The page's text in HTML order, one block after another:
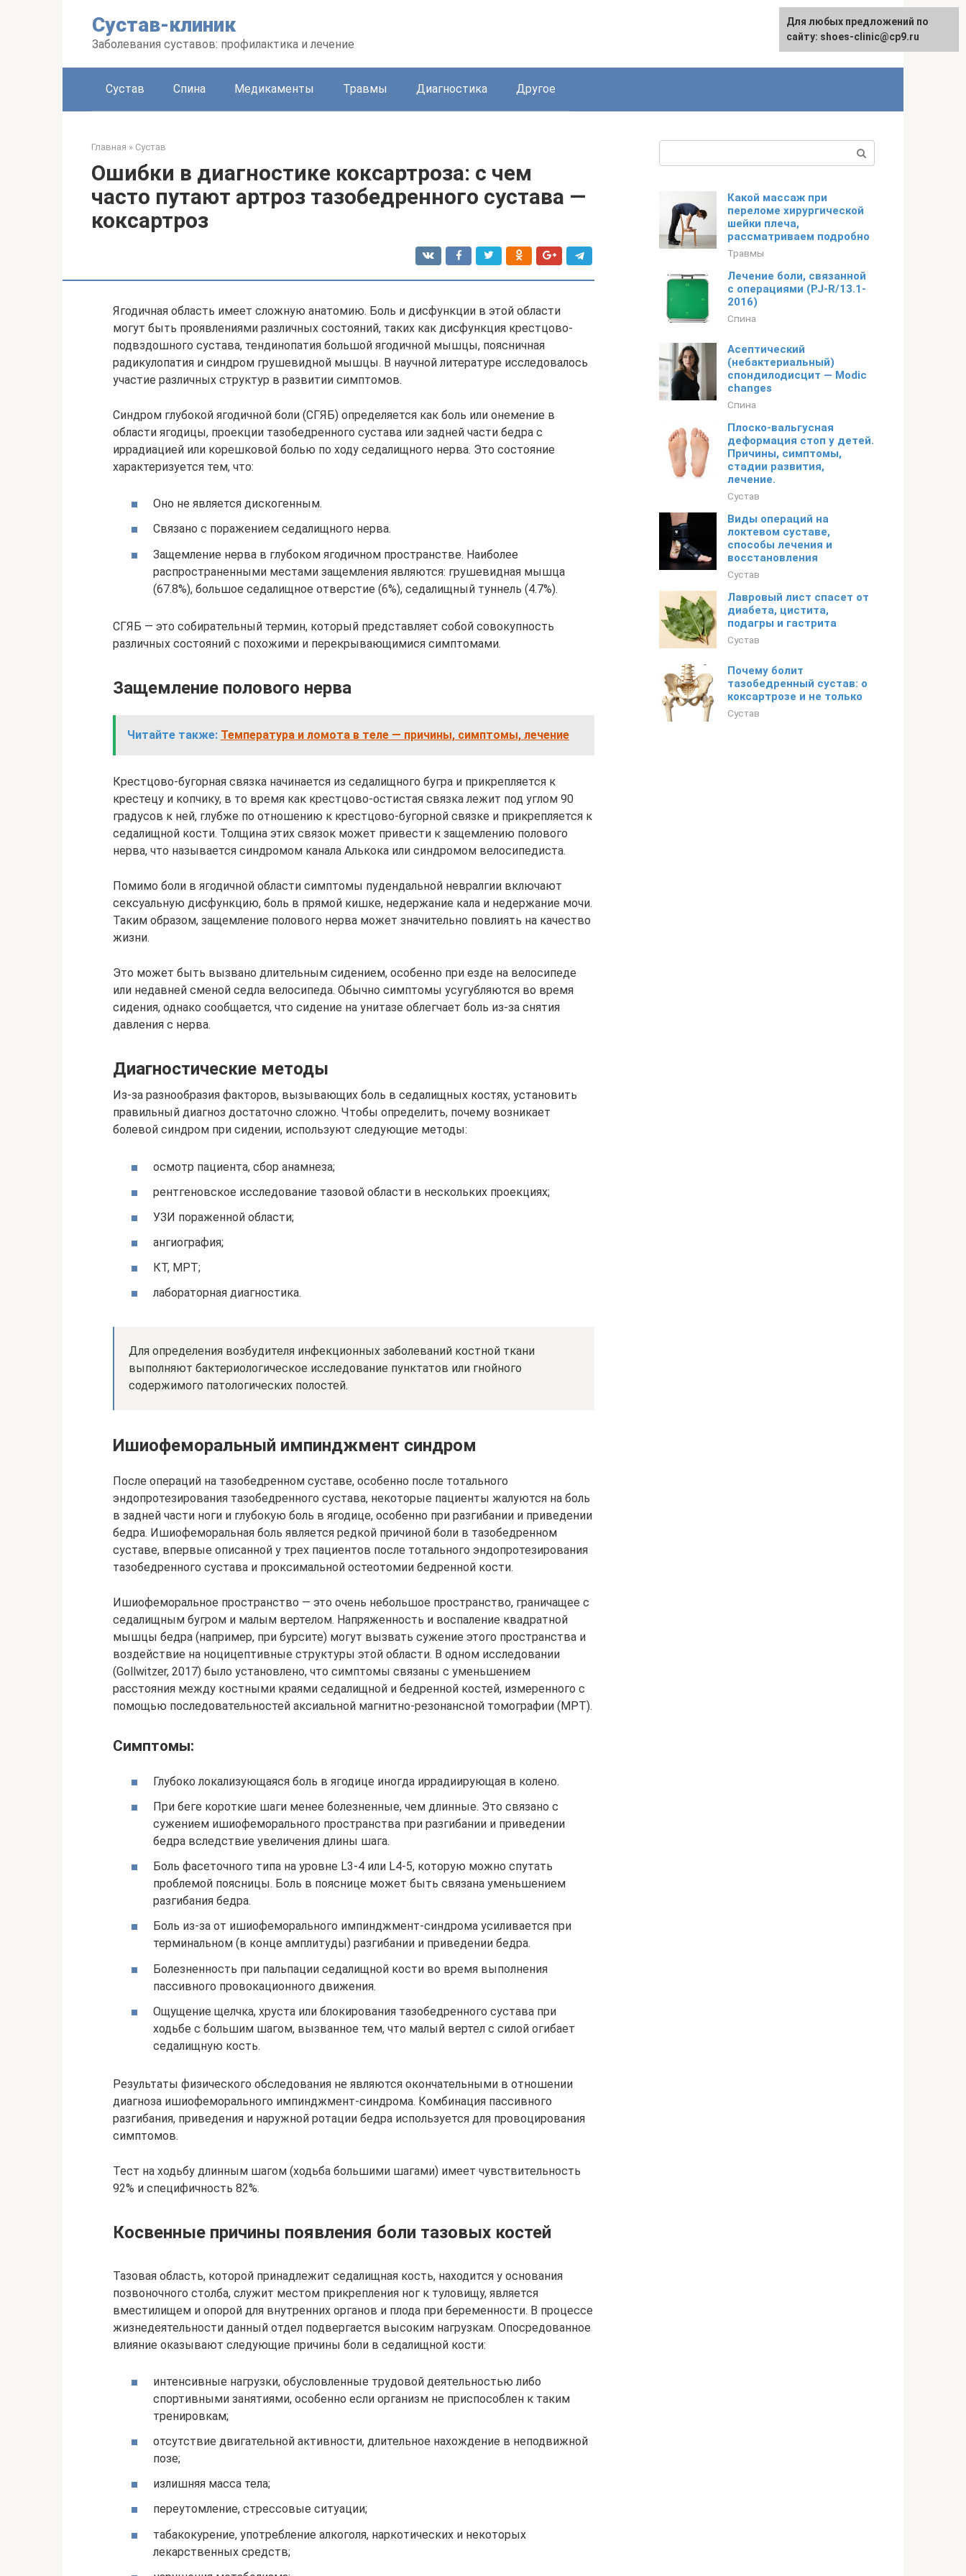
Сустав-клиник
Заболевания суставов: профилактика и лечение
Сустав Спина Медикаменты Травмы Диагностика Другое
Главная » Сустав
Ошибки в диагностике коксартроза: с чем
часто путают артроз тазобедренного сустава —
коксартроз
Ягодичная область имеет сложную анатомию. Боль и дисфункции в этой области
могут быть проявлениями различных состояний, таких как дисфункция крестцово-
подвздошного сустава, тендинопатия большой ягодичной мышцы, поясничная
радикулопатия и синдром грушевидной мышцы. В научной литературе исследовалось
участие различных структур в развитии симптомов.
Синдром глубокой ягодичной боли (СГЯБ) определяется как боль или онемение в
области ягодицы, проекции тазобедренного сустава или задней части бедра с
иррадиацией или корешковой болью по ходу седалищного нерва. Это состояние
характеризуется тем, что:
Оно не является дискогенным.
Связано с поражением седалищного нерва.
Защемление нерва в глубоком ягодичном пространстве. Наиболее
распространенными местами защемления являются: грушевидная мышца
(67.8%), большое седалищное отверстие (6%), седалищный туннель (4.7%).
СГЯБ — это собирательный термин, который представляет собой совокупность
различных состояний с похожими и перекрывающимися симптомами.
Защемление полового нерва
Читайте также: Температура и ломота в теле — причины, симптомы, лечение
Крестцово-бугорная связка начинается из седалищного бугра и прикрепляется к
крестецу и копчику, в то время как крестцово-остистая связка лежит под углом 90
градусов к ней, глубже по отношению к крестцово-бугорной связке и прикрепляется к
седалищной кости. Толщина этих связок может привести к защемлению полового
нерва, что называется синдромом канала Алькока или синдромом велосипедиста.
Помимо боли в ягодичной области симптомы пудендальной невралгии включают
сексуальную дисфункцию, боль в прямой кишке, недержание кала и недержание мочи.
Таким образом, защемление полового нерва может значительно повлиять на качество
жизни.
Это может быть вызвано длительным сидением, особенно при езде на велосипеде
или недавней сменой седла велосипеда. Обычно симптомы усугубляются во время
сидения, однако сообщается, что сидение на унитазе облегчает боль из-за снятия
давления с нерва.
Диагностические методы
Из-за разнообразия факторов, вызывающих боль в седалищных костях, установить
правильный диагноз достаточно сложно. Чтобы определить, почему возникает
болевой синдром при сидении, используют следующие методы:
осмотр пациента, сбор анамнеза;
рентгеновское исследование тазовой области в нескольких проекциях;
УЗИ пораженной области;
ангиография;
КТ, МРТ;
лабораторная диагностика.
Для определения возбудителя инфекционных заболеваний костной ткани
выполняют бактериологическое исследование пунктатов или гнойного
содержимого патологических полостей.
Ишиофеморальный импинджмент синдром
После операций на тазобедренном суставе, особенно после тотального
эндопротезирования тазобедренного сустава, некоторые пациенты жалуются на боль
в задней части ноги и глубокую боль в ягодице, особенно при разгибании и приведении
бедра. Ишиофеморальная боль является редкой причиной боли в тазобедренном
суставе, впервые описанной у трех пациентов после тотального эндопротезирования
тазобедренного сустава и проксимальной остеотомии бедренной кости.
Ишиофеморальное пространство — это очень небольшое пространство, граничащее с
седалищным бугром и малым вертелом. Напряженность и воспаление квадратной
мышцы бедра (например, при бурсите) могут вызвать сужение этого пространства и
воздействие на ноцицептивные структуры этой области. В одном исследовании
(Gollwitzer, 2017) было установлено, что симптомы связаны с уменьшением
расстояния между костными краями седалищной и бедренной костей, измеренного с
помощью последовательностей аксиальной магнитно-резонансной томографии (МРТ).
Симптомы:
Глубоко локализующаяся боль в ягодице иногда иррадиирующая в колено.
При беге короткие шаги менее болезненные, чем длинные. Это связано с
сужением ишиофеморального пространства при разгибании и приведении
бедра вследствие увеличения длины шага.
Боль фасеточного типа на уровне L3-4 или L4-5, которую можно спутать
проблемой поясницы. Боль в пояснице может быть связана уменьшением
разгибания бедра.
Боль из-за от ишиофеморального импинджмент-синдрома усиливается при
терминальном (в конце амплитуды) разгибании и приведении бедра.
Болезненность при пальпации седалищной кости во время выполнения
пассивного провокационного движения.
Ощущение щелчка, хруста или блокирования тазобедренного сустава при
ходьбе с большим шагом, вызванное тем, что малый вертел с силой огибает
седалищную кость.
Результаты физического обследования не являются окончательными в отношении
диагноза ишиофеморального импинджмент-синдрома. Комбинация пассивного
разгибания, приведения и наружной ротации бедра используется для провоцирования
симптомов.
Тест на ходьбу длинным шагом (ходьба большими шагами) имеет чувствительность
92% и специфичность 82%.
Косвенные причины появления боли тазовых костей
Тазовая область, которой принадлежит седалищная кость, находится у основания
позвоночного столба, служит местом прикрепления ног к туловищу, является
вместилищем и опорой для внутренних органов и плода при беременности. В процессе
жизнедеятельности данный отдел подвергается высоким нагрузкам. Опосредованное
влияние оказывают следующие причины боли в седалищной кости:
интенсивные нагрузки, обусловленные трудовой деятельностью либо
спортивными занятиями, особенно если организм не приспособлен к таким
тренировкам;
отсутствие двигательной активности, длительное нахождение в неподвижной
позе;
излишняя масса тела;
переутомление, стрессовые ситуации;
табакокурение, употребление алкоголя, наркотических и некоторых
лекарственных средств;
Какой массаж при
переломе хирургической
шейки плеча,
рассматриваем подробно
Травмы
Лечение боли, связанной
с операциями (PJ-R/13.1-
2016)
Спина
Асептический
(небактериальный)
спондилодисцит — Modic
changes
Спина
Плоско-вальгусная
деформация стоп у детей.
Причины, симптомы,
стадии развития,
лечение.
Сустав
Виды операций на
локтевом суставе,
способы лечения и
восстановления
Сустав
Лавровый лист спасет от
диабета, цистита,
подагры и гастрита
Сустав
Почему болит
тазобедренный сустав: о
коксартрозе и не только
Сустав
Для любых предложений по
сайту: shoes-clinic@cp9.ru